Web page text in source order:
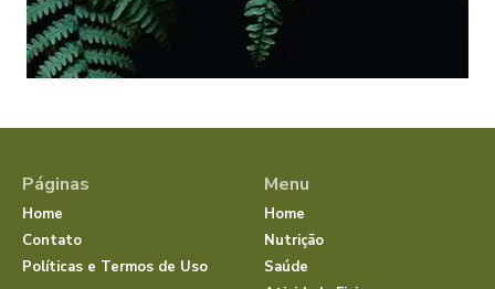
Páginas
Home
Contato
Políticas e Termos de Uso
Menu
Home
Nutrição
Saúde